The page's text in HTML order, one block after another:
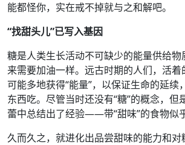
能都怪你，实在戒不掉就与之和解吧。
“找甜头儿”已写入基因
糖是人类生长活动不可缺少的能量供给
来需要加油一样。远古时期的人们，活
可能多地获得“能量”，以保证生命的延续
东西吃。尽管当时还没有“糖”的概念，但
蕾中总结出了经验——带“甜味”的食物似乎
久而久之，就进化出品尝甜味的能力和对